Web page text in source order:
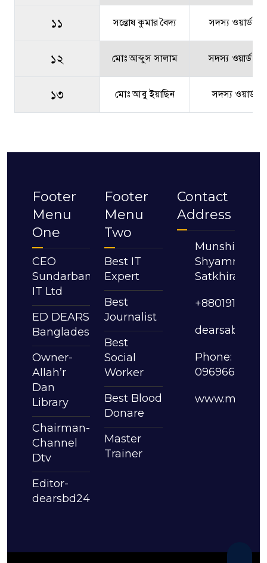
১১ সন্তোষ কুমার বৈদ্য সদস্য ওয়ার্ড ০৭
১২ মোঃ আব্দুস সালাম সদস্য ওয়ার্ড ০৮
১৩ মোঃ আবু ইয়াছিন সদস্য ওয়ার্ড ৯
Footer
Menu
One
CEO
Sundarban
IT Ltd
ED DEARS
Bangladesh
Owner-
Allah’r
Dan
Library
Chairman-
Channel
Dtv
Editor-
dearsbd24.com
Footer
Menu
Two
Best IT
Expert
Best
Journalist
Best
Social
Worker
Best Blood
Donare
Master
Trainer
Contact
Address
Munshigonj,
Shyamnagar,
Satkhira.
Phone:
09696630061